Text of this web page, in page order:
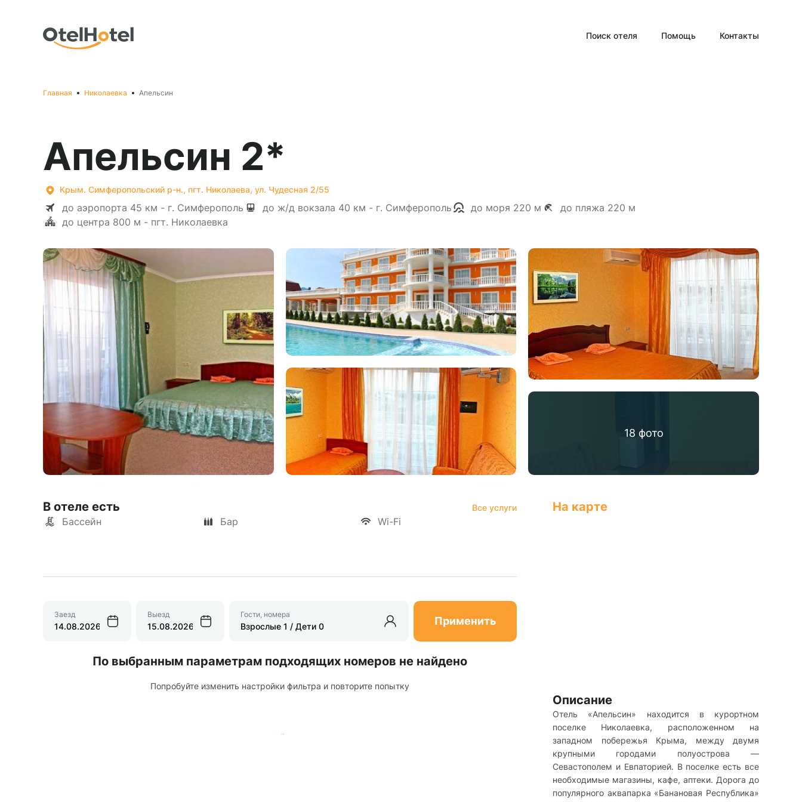
Поиск отеля Помощь Контакты
Главная Николаевка Апельсин
Апельсин 2*
Крым. Симферопольский р-н., пгт. Николаева, ул. Чудесная 2/55
до аэропорта 45 км - г. Симферополь до ж/д вокзала 40 км - г. Симферополь до моря 220 м
до пляжа 220 м
до центра 800 м - пгт. Николаевка
18 фото
В отеле есть Все услуги
Бассейн Бар Wi-Fi
Заезд Выезд Гости, номера
Применить
По выбранным параметрам подходящих номеров не найдено
Попробуйте изменить настройки фильтра и повторите попытку
На карте
Описание
Отель «Апельсин» находится в курортном
поселке Николаевка, расположенном на
западном побережья Крыма, между двумя
крупными городами полуострова —
Севастополем и Евпаторией. В поселке есть все
необходимые магазины, кафе, аптеки. Дорога до
популярного аквапарка «Банановая Республика»